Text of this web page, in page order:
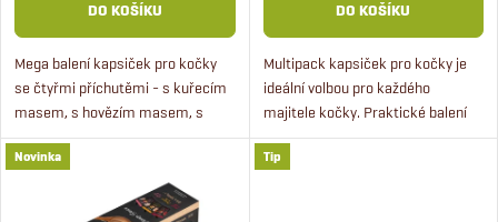
d
u
k
d
u
k
DO KOŠÍKU
Mega balení kapsiček pro kočky
se čtyřmi příchutěmi - s kuřecím
masem, s hovězím masem, s
lososem a s kachním masem.
Výhodné balení plné šťavnatých
DO KOŠÍKU
Multipack kapsiček pro kočky je
ideální volbou pro každého
majitele kočky. Praktické balení
kapsiček s 5% zvýhodněním při
koupi 12 kusů ve třech příchutích
Novinka Tip